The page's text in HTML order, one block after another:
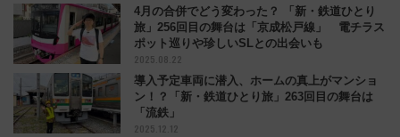
4月の合併でどう変わった？ 「新・鉄道ひとり
旅」256回目の舞台は「京成松戸線」 電チラス
ポット巡りや珍しいSLとの出会いも
2025.08.22
導入予定車両に潜入、ホームの真上がマンショ
ン！？「新・鉄道ひとり旅」263回目の舞台は
「流鉄」
2025.12.12